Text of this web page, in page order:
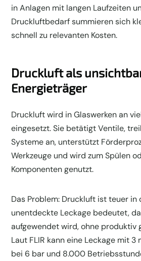
in Anlagen mit langen Laufzeiten
Druckluftbedarf summieren sich
schnell zu relevanten Kosten.
Druckluft als
Energieträger
Druckluft wird in Glaswerken an
eingesetzt. Sie betätigt Ventile,
Systeme an, unterstützt
Werkzeuge und wird zum Spülen
Komponenten genutzt.
Das Problem: Druckluft ist teuer in
unentdeckte Leckage bedeutet,
aufgewendet wird, ohne produktiv
Laut FLIR kann eine Leckage mit 3
bei 6 bar und 8.000